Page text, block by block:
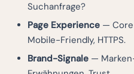
Suchanfrage?
Page Experience — Core
Mobile-Friendly, HTTPS.
Brand-Signale —